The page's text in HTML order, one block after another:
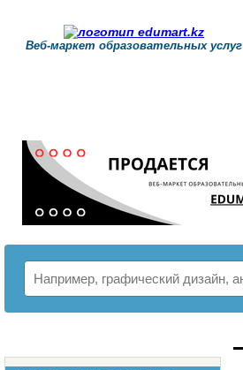
Веб-маркет образовательных услуг